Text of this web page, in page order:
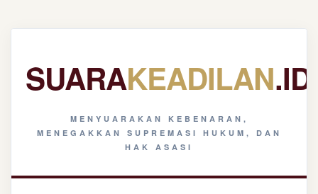
SUARAKEADILAN.ID
MENYUARAKAN KEBENARAN,
MENEGAKKAN SUPREMASI HUKUM, DAN
HAK ASASI